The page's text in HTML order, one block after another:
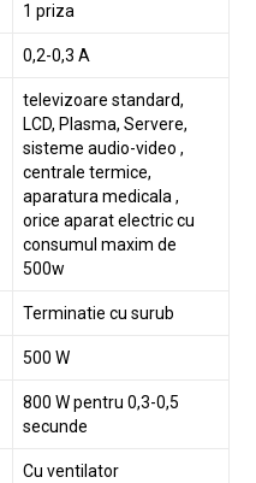
1 priza
0,2-0,3 A
televizoare standard,
LCD, Plasma, Servere,
sisteme audio-video ,
centrale termice,
aparatura medicala ,
orice aparat electric cu
consumul maxim de
500w
Terminatie cu surub
500 W
800 W pentru 0,3-0,5
secunde
Cu ventilator